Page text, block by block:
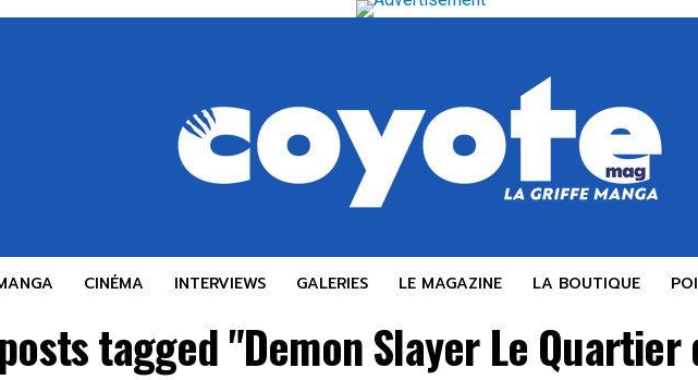
CINÉMA INTERVIEWS GALERIES LE MAGAZINE LA BOUTIQUE
tagged "Demon Slayer Le Quartier